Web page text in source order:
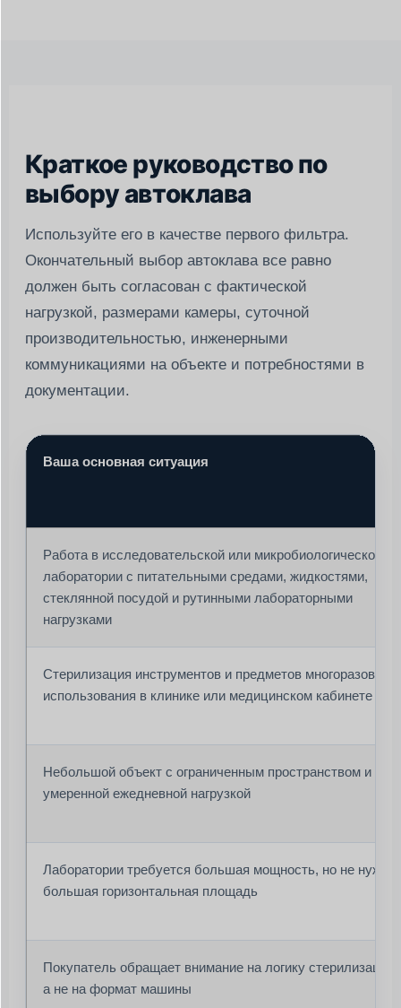
Краткое руководство по
выбору автоклава
Используйте его в качестве первого фильтра.
Окончательный выбор автоклава все равно
должен быть согласован с фактической
нагрузкой, размерами камеры, суточной
производительностью, инженерными
коммуникациями на объекте и потребностями в
документации.
Ваша основная ситуация
Работа в исследовательской или микробиологической
лаборатории с питательными средами, жидкостями,
стеклянной посудой и рутинными лабораторными
нагрузками
Стерилизация инструментов и предметов многоразового
использования в клинике или медицинском кабинете
Небольшой объект с ограниченным пространством и
умеренной ежедневной нагрузкой
Лаборатории требуется большая мощность, но не нужна
большая горизонтальная площадь
Покупатель обращает внимание на логику стерилизации,
а не на формат машины